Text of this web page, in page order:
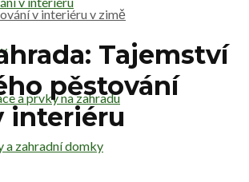
a prvky na zahradu
a zahradní domky
v interiéru v zimě
Tajemství
pěstování
interiéru